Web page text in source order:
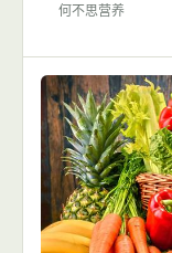
何不思营养